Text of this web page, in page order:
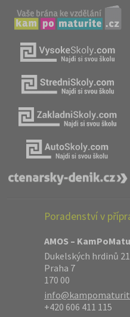
Poradenství v
AMOS –
Dukelských hrdinů 21
Praha 7
170 00
+420 606 411 115